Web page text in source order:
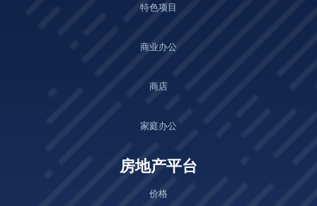
特色项目
商业办公
商店
家庭办公
房地产平台
价格